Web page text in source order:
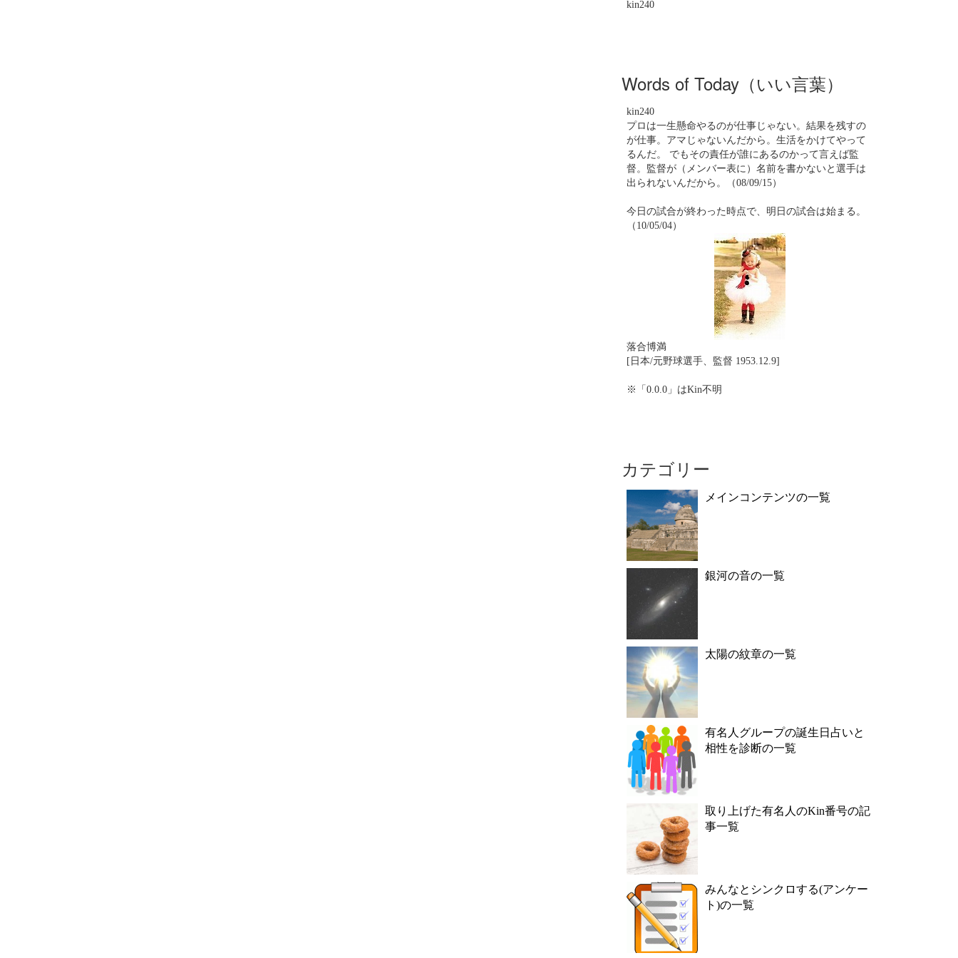
kin240
Words of Today（いい言葉）
kin240
プロは一生懸命やるのが仕事じゃない。結果を残すの
が仕事。アマじゃないんだから。生活をかけてやって
るんだ。 でもその責任が誰にあるのかって言えば監
督。監督が（メンバー表に）名前を書かないと選手は
出られないんだから。（08/09/15）
今日の試合が終わった時点で、明日の試合は始まる。
（10/05/04）
落合博満
[日本/元野球選手、監督 1953.12.9]
※「0.0.0」はKin不明
カテゴリー
メインコンテンツの一覧
銀河の音の一覧
太陽の紋章の一覧
有名人グループの誕生日占いと
相性を診断の一覧
取り上げた有名人のKin番号の記
事一覧
みんなとシンクロする(アンケー
ト)の一覧